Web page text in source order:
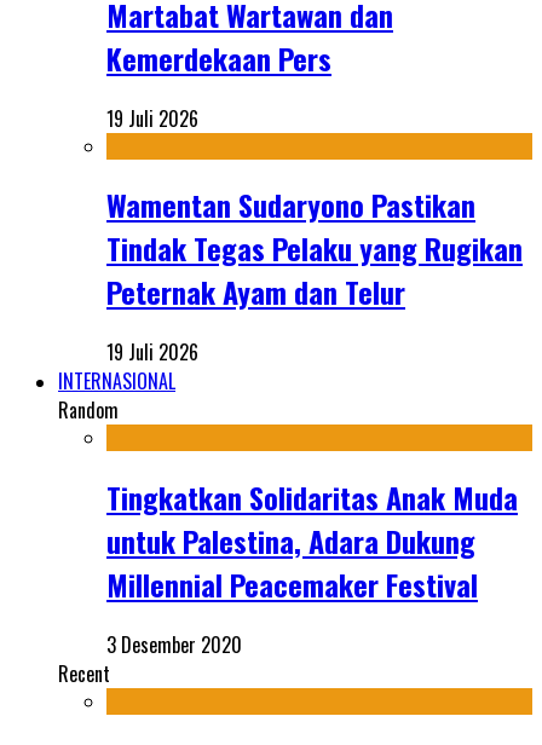
Martabat Wartawan dan
Kemerdekaan Pers
19 Juli 2026
Wamentan Sudaryono Pastikan
Tindak Tegas Pelaku yang Rugikan
Peternak Ayam dan Telur
19 Juli 2026
INTERNASIONAL
Random
Tingkatkan Solidaritas Anak Muda
untuk Palestina, Adara Dukung
Millennial Peacemaker Festival
3 Desember 2020
Recent